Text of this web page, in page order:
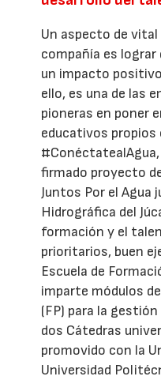
Un aspecto de
compañía es
un impacto
ello, es una de las
pioneras en poner
educativos propios
firmado proyecto
Juntos Por el Agua
Hidrográfica del
formación y el
prioritarios, buen
Escuela de
imparte módulos
(FP) para la
dos Cátedras
promovido con la
Universidad